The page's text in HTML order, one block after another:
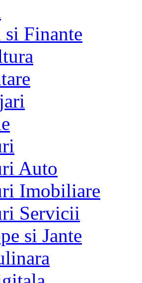
Finante
Auto
Imobiliare
Servicii
si Jante